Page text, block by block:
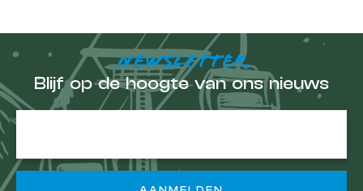
NEWSLETTER
Blijf op de hoogte van ons nieuws